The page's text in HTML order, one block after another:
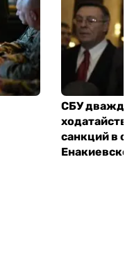
СБУ дважды
санкций в